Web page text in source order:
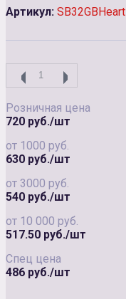
Артикул: SB32GBHeart
Розничная цена
720 руб./шт
от 1000 руб.
630 руб./шт
от 3000 руб.
540 руб./шт
от 10 000 руб.
517.50 руб./шт
Спец цена
486 руб./шт